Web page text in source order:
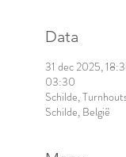
Data
31 dec 2025,
03:30
Schilde,
Schilde, België